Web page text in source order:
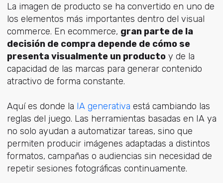
La imagen de producto se ha convertido en uno de
los elementos más importantes dentro del visual
commerce. En ecommerce, gran parte de la
decisión de compra depende de cómo se
presenta visualmente un productoy de la
capacidad de las marcas para generar contenido
atractivo de forma constante.
Aquí es donde la IA generativa está cambiando las
reglas del juego. Las herramientas basadas en IA ya
no solo ayudan a automatizar tareas, sino que
permiten producir imágenes adaptadas a distintos
formatos, campañas o audiencias sin necesidad de
repetir sesiones fotográficas continuamente.